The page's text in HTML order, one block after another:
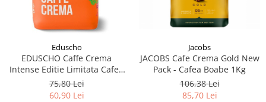
Eduscho
EDUSCHO Caffe Crema
Intense Editie Limitata Cafea
Boabe 1kg
75,80 Lei
60,90 Lei
Jacobs
JACOBS Cafe Crema Gold New
Pack - Cafea Boabe 1Kg
106,38 Lei
85,70 Lei